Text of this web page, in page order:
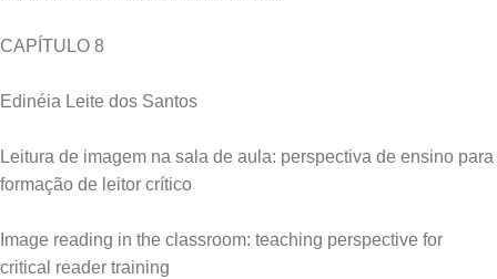
CAPÍTULO 8
Edinéia Leite dos Santos
Leitura de imagem na sala de aula: perspectiva de ensino para
formação de leitor crítico
Image reading in the classroom: teaching perspective for
critical reader training